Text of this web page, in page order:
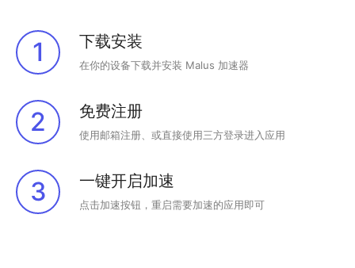
1 下载安装
在你的设备下载并安装 Malus 加速器
2 免费注册
使用邮箱注册、或直接使用三方登录进入应用
3 一键开启加速
点击加速按钮，重启需要加速的应用即可